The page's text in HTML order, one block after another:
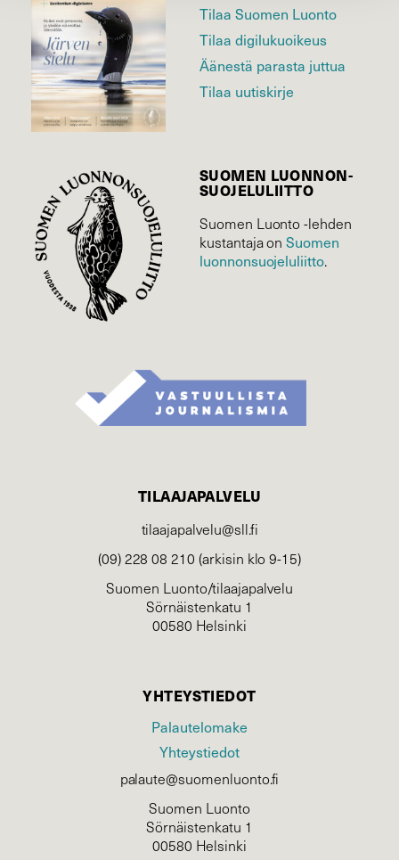
Tilaa Suomen Luonto
Tilaa digilukuoikeus
Äänestä parasta juttua
Tilaa uutiskirje
SUOMEN LUONNON­
SUOJELU­LIITTO
Suomen Luonto -lehden
kustantaja onSuomen
luonnonsuojelu­liitto.
TILAAJAPALVELU
tilaajapalvelu@sll.fi
(09) 228 08 210 (arkisin klo 9-15)
Suomen Luonto/tilaajapalvelu
Sörnäistenkatu 1
00580 Helsinki
YHTEYSTIEDOT
Palautelomake
Yhteystiedot
palaute@suomenluonto.fi
Suomen Luonto
Sörnäistenkatu 1
00580 Helsinki